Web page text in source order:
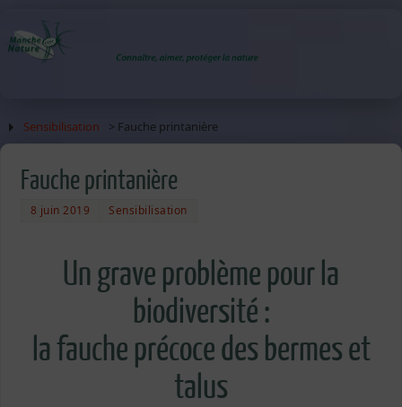
Sensibilisation > Fauche printanière
Fauche printanière
8 juin 2019 Sensibilisation
Un grave problème pour la
biodiversité :
la fauche précoce des bermes et
talus